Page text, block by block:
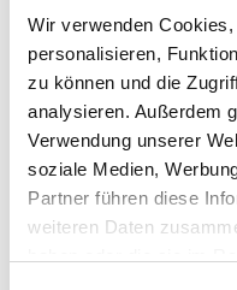
Wir verwenden
personalisieren,
zu können und die
analysieren. Außerdem
Verwendung unserer
soziale Medien,
Partner führen diese
weiteren Daten
Mietspiegel nach
Oederan
Der Mietpreis einer
von Faktoren ab, und eines
Baujahr der Immobilie. Das
erheblichen Einfluss auf
Informationen über den